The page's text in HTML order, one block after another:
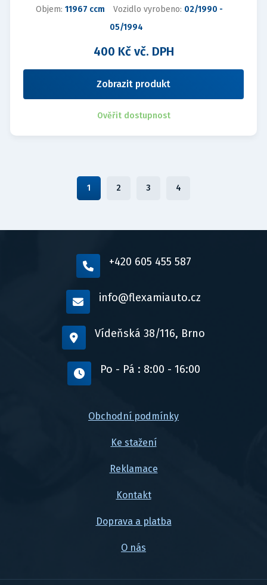
Objem: 11967 ccm Vozidlo vyrobeno: 02/1990 -
05/1994
400 Kč vč. DPH
Zobrazit produkt
Ověřit dostupnost
1 2 3 4
+420 605 455 587
info@flexamiauto.cz
Vídeňská 38/116, Brno
Po - Pá : 8:00 - 16:00
Obchodní podmínky
Ke stažení
Reklamace
Kontakt
Doprava a platba
O nás